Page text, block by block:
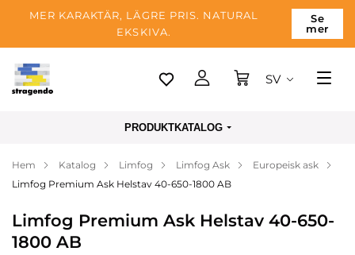
MER KARAKTÄR, LÄGRE PRIS. NATURAL
EKSKIVA.
Se
mer
Tallinn
Betalning
Blogg
SV
PRODUKTKATALOG
Hem Katalog Limfog Limfog Ask
Europeisk ask
Limfog Premium Ask Helstav 40-650-1800 AB
Limfog Premium Ask Helstav 40-650-
1800 AB